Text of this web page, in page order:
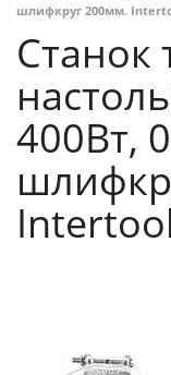
шлифкруг 200мм.
Станок
400Вт,